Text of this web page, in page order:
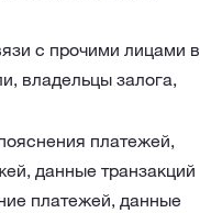
с прочими лицами в
владельцы залога,
платежей,
данные транзакций
платежей, данные